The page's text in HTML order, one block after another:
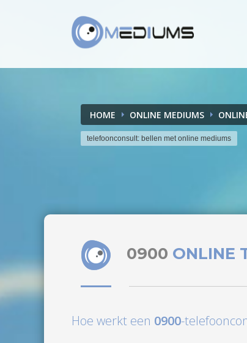
HOME ONLINE MEDIUMS
telefoonconsult: bellen met online mediums
0900 ONLINE
Hoe werkt een 0900-